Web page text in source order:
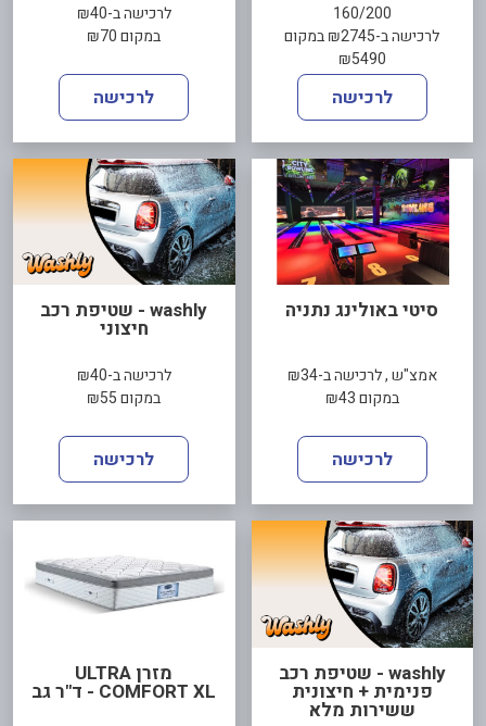
160/200
לרכישה ב-₪2745 במקום
₪5490
לרכישה
לרכישה ב-₪40
במקום ₪70
לרכישה
סיטי באולינג נתניה
אמצ"ש , לרכישה ב-₪34
במקום ₪43
לרכישה
washly - שטיפת רכב
חיצוני
לרכישה ב-₪40
במקום ₪55
לרכישה
washly - שטיפת רכב
פנימית + חיצונית
ששירות מלא
מזרן ULTRA
COMFORT XL - ד"ר גב